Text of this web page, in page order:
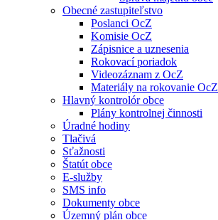
Obecné zastupiteľstvo
Poslanci OcZ
Komisie OcZ
Zápisnice a uznesenia
Rokovací poriadok
Videozáznam z OcZ
Materiály na rokovanie OcZ
Hlavný kontrolór obce
Plány kontrolnej činnosti
Úradné hodiny
Tlačivá
Sťažnosti
Štatút obce
E-služby
SMS info
Dokumenty obce
Územný plán obce